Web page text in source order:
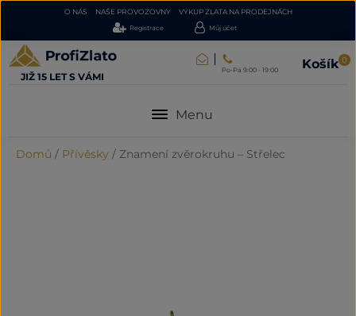
O NÁS NAŠE PROVOZOVNY VÝKUP ZLATA NA PRODEJNÁCH
Registrace Můj účet
JIŽ 15 LET S VÁMI
Po-Pá 9:00 - 19:00 Košík 0
Menu
Domů / Přívěsky / Znamení zvěrokruhu – Střelec